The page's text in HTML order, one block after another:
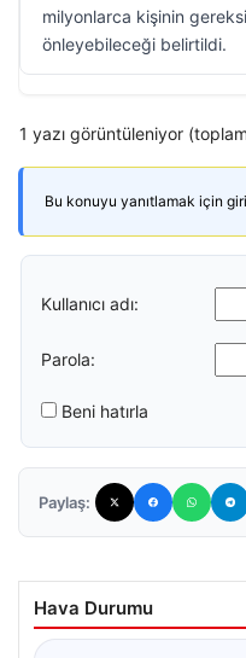
milyonlarca kişinin
önleyebileceği belirtildi.
1 yazı görüntüleniyor
Bu konuyu yanıtlamak için
Kullanıcı adı:
Parola:
Beni hatırla
Paylaş:
Hava Durumu